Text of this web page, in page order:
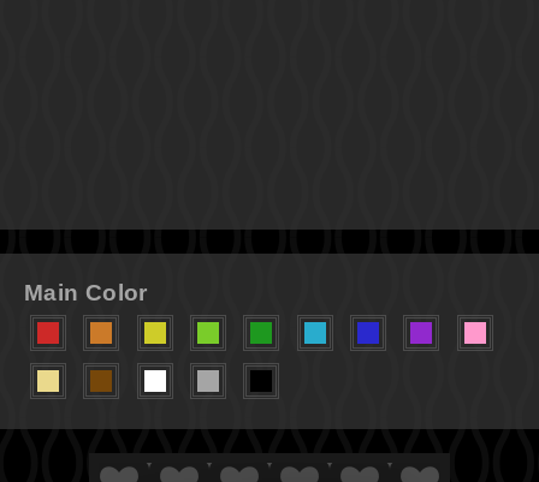
Main Color